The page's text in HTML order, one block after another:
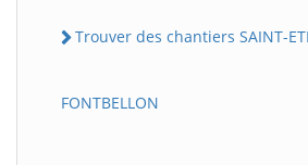
Trouver des chantiers SAINT-
FONTBELLON